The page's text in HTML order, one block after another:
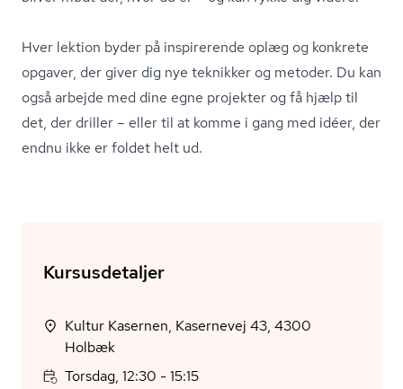
Hver lektion byder på inspirerende oplæg og konkrete
opgaver, der giver dig nye teknikker og metoder. Du kan
også arbejde med dine egne projekter og få hjælp til
det, der driller – eller til at komme i gang med idéer, der
endnu ikke er foldet helt ud.
Kursusdetaljer
Kultur Kasernen, Kasernevej 43, 4300
Holbæk
Torsdag, 12:30 - 15:15